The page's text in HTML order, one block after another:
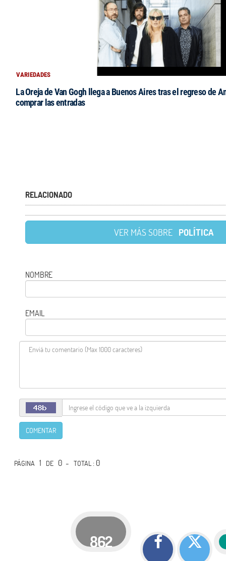
VARIEDADES
La Oreja de Van Gogh llega a Buenos Aires tras el regreso de
comprar las entradas
RELACIONADO
VER MÁS SOBRE POLÍTICA
NOMBRE
EMAIL
COMENTAR
PÁGINA 1 DE 0 -TOTAL: 0
862